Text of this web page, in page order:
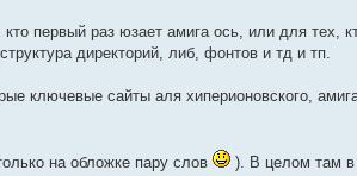
первый раз юзает амига ось, или для тех,
директорий, либ, фонтов и тд и тп.
ключевые сайты аля хиперионовского,
на обложке пару слов
). В целом там в